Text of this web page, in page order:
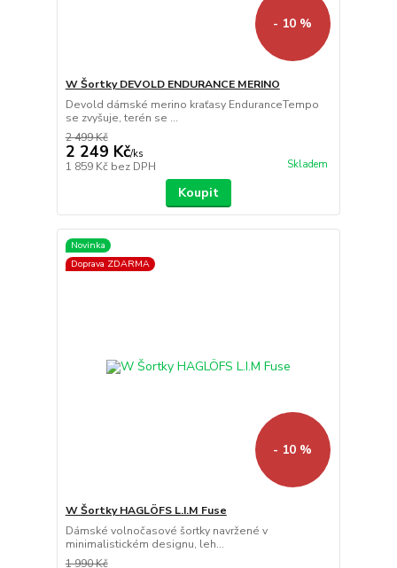
- 10 %
W Šortky DEVOLD ENDURANCE MERINO
Devold dámské merino kraťasy EnduranceTempo
se zvyšuje, terén se ...
2 499 Kč
2 249 Kč/ks
1 859 Kč bez DPH Skladem
Koupit
Novinka
Doprava ZDARMA
- 10 %
W Šortky HAGLÖFS L.I.M Fuse
Dámské volnočasové šortky navržené v
minimalistickém designu, leh...
1 990 Kč